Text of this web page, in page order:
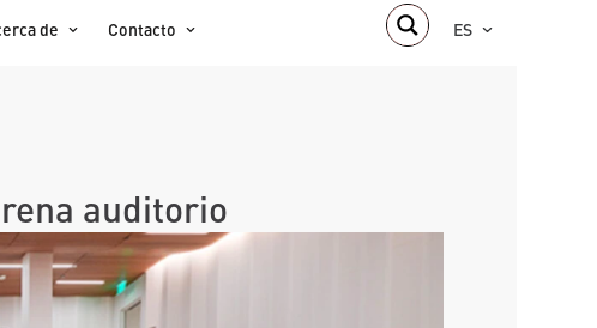
de Contacto ES
auditorio